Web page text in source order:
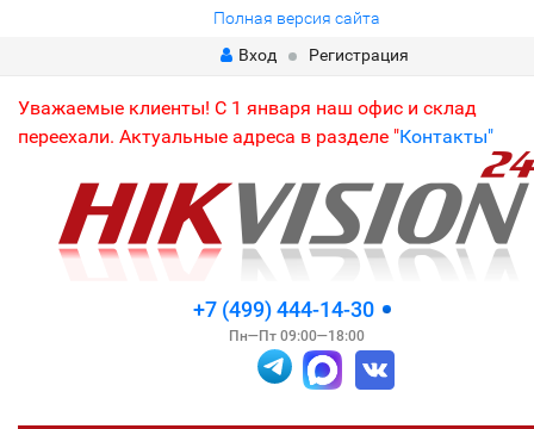
Полная версия сайта
Вход
Регистрация
Уважаемые клиенты! С 1 января наш офис и склад
переехали. Актуальные адреса в разделе "Контакты"
+7 (499) 444-14-30
Пн—Пт 09:00—18:00